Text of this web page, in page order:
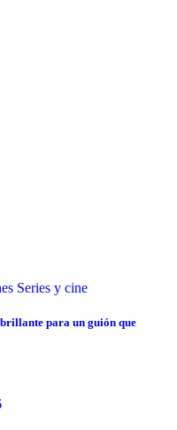
Series y cine
para un guión que